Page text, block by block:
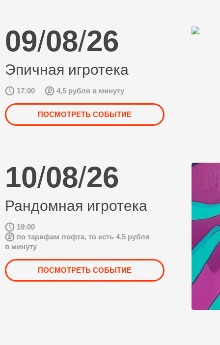
09/08/26
Эпичная игротека
17:00 4,5 рубля в минуту
ПОСМОТРЕТЬ СОБЫТИЕ
10/08/26
Рандомная игротека
19:00
по тарифам лофта, то есть 4,5 рубля
в минуту
ПОСМОТРЕТЬ СОБЫТИЕ